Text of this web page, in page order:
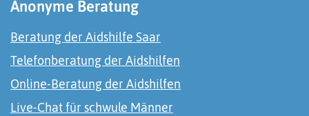
Anonyme Beratung
Beratung der Aidshilfe Saar
Telefonberatung der Aidshilfen
Online-Beratung der Aidshilfen
Live-Chat für schwule Männer